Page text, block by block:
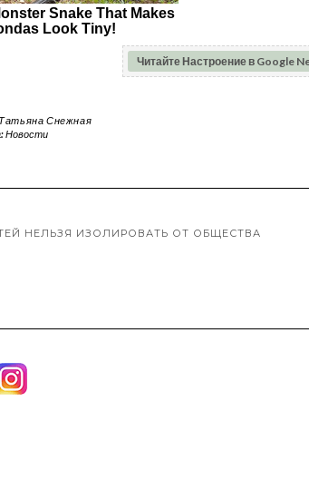
Читайте Настроение в Google
Татьяна Снежная
Новости
НЕЛЬЗЯ ИЗОЛИРОВАТЬ ОТ ОБЩЕСТВА